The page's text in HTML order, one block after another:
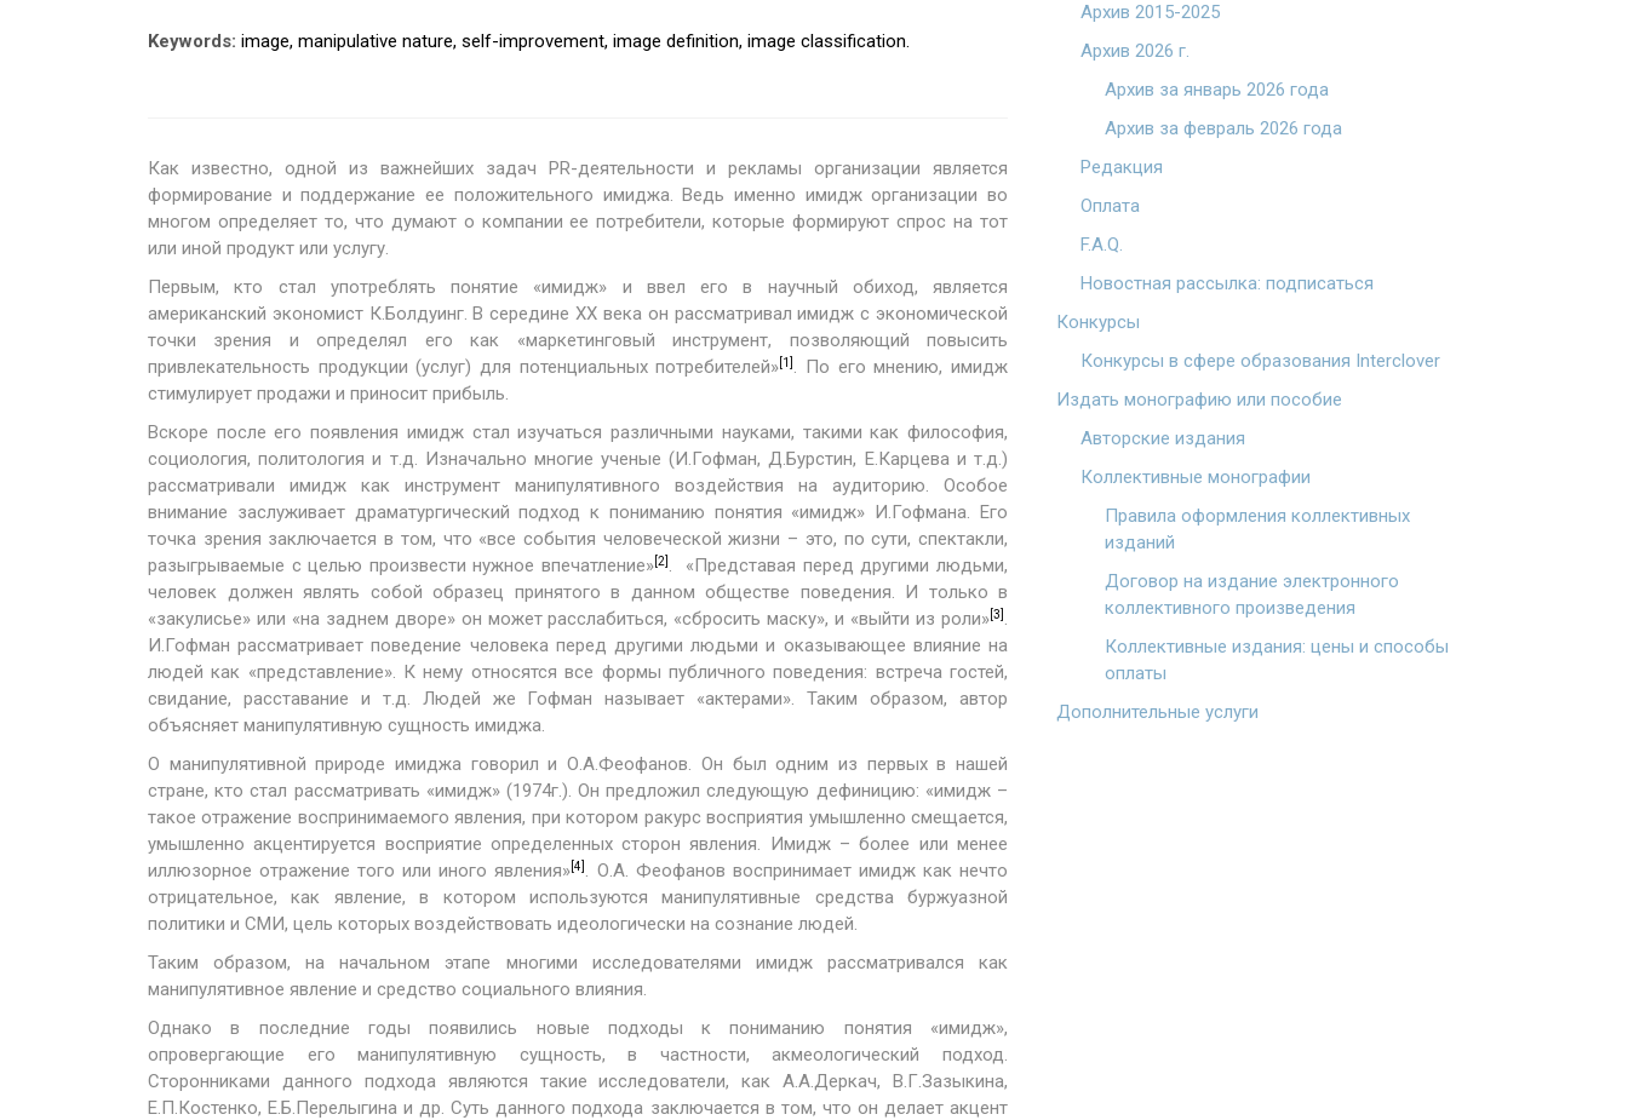
Keywords: image, manipulative nature, self-improvement, image definition, image classification.
Как известно, одной из важнейших задач PR-деятельности и рекламы организации является
формирование и поддержание ее положительного имиджа. Ведь именно имидж организации во
многом определяет то, что думают о компании ее потребители, которые формируют спрос на тот
или иной продукт или услугу.
Первым, кто стал употреблять понятие «имидж» и ввел его в научный обиход, является
американский экономист К.Болдуинг. В середине XX века он рассматривал имидж с экономической
точки зрения и определял его как «маркетинговый инструмент, позволяющий повысить
привлекательность продукции (услуг) для потенциальных потребителей» [1] . По его мнению, имидж
стимулирует продажи и приносит прибыль.
Вскоре после его появления имидж стал изучаться различными науками, такими как философия,
социология, политология и т.д. Изначально многие ученые (И.Гофман, Д.Бурстин, Е.Карцева и т.д.)
рассматривали имидж как инструмент манипулятивного воздействия на аудиторию. Особое
внимание заслуживает драматургический подход к пониманию понятия «имидж» И.Гофмана. Его
точка зрения заключается в том, что «все события человеческой жизни – это, по сути, спектакли,
разыгрываемые с целью произвести нужное впечатление» [2] . «Представая перед другими людьми,
человек должен являть собой образец принятого в данном обществе поведения. И только в
«закулисье» или «на заднем дворе» он может расслабиться, «сбросить маску», и «выйти из роли» [3] .
И.Гофман рассматривает поведение человека перед другими людьми и оказывающее влияние на
людей как «представление». К нему относятся все формы публичного поведения: встреча гостей,
свидание, расставание и т.д. Людей же Гофман называет «актерами». Таким образом, автор
объясняет манипулятивную сущность имиджа.
О манипулятивной природе имиджа говорил и О.А.Феофанов. Он был одним из первых в нашей
стране, кто стал рассматривать «имидж» (1974г.). Он предложил следующую дефиницию: «имидж –
такое отражение воспринимаемого явления, при котором ракурс восприятия умышленно смещается,
умышленно акцентируется восприятие определенных сторон явления. Имидж – более или менее
иллюзорное отражение того или иного явления» [4] . О.А. Феофанов воспринимает имидж как нечто
отрицательное, как явление, в котором используются манипулятивные средства буржуазной
политики и СМИ, цель которых воздействовать идеологически на сознание людей.
Таким образом, на начальном этапе многими исследователями имидж рассматривался как
манипулятивное явление и средство социального влияния.
Однако в последние годы появились новые подходы к пониманию понятия «имидж»,
опровергающие его манипулятивную сущность, в частности, акмеологический подход.
Сторонниками данного подхода являются такие исследователи, как А.А.Деркач, В.Г.Зазыкина,
Е.П.Костенко, Е.Б.Перелыгина и др. Суть данного подхода заключается в том, что он делает акцент
Архив 2015-2025
Архив 2026 г.
Архив за январь 2026 года
Архив за февраль 2026 года
Редакция
Оплата
F.A.Q.
Новостная рассылка: подписаться
Конкурсы
Конкурсы в сфере образования Interclover
Издать монографию или пособие
Авторские издания
Коллективные монографии
Правила оформления коллективных
изданий
Договор на издание электронного
коллективного произведения
Коллективные издания: цены и способы
оплаты
Дополнительные услуги